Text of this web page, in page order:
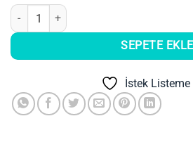
Bv 1846 Siyah Desenli Kuş Döküm Kulp
SEPETE EKLE
İstek Listeme